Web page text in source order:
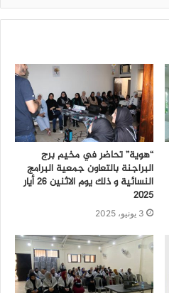
“هوية” تحاضر في مخيم برج
البراجنة بالتعاون جمعية البرامج
النسائية و ذلك يوم الاثنين 26 أيار
2025
3 يونيو، 2025